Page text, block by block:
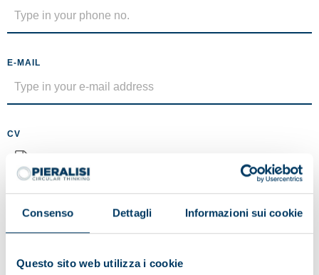
Consenso Dettagli Informazioni sui cookie
Questo sito web utilizza i cookie
E-MAIL
CV
Maximum size 5MB (.pdf)
MESSAGE